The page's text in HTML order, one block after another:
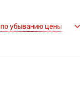
по убыванию цены